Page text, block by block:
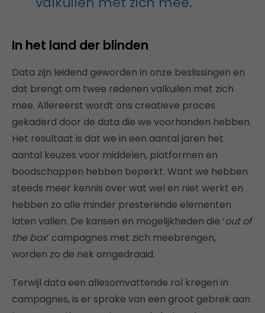
In het land der blinden
Data zijn leidend geworden in onze beslissingen en
dat brengt om twee redenen valkuilen met zich
mee. Allereerst wordt ons creatieve proces
gekaderd door de data die we voorhanden hebben.
Het resultaat is dat we in een aantal jaren het
aantal keuzes voor middelen, platformen en
boodschappen hebben beperkt. Want we hebben
steeds meer kennis over wat wel en niet werkt en
hebben zo alle minder presterende elementen
laten vallen. De kansen en mogelijkheden die ‘out of
the box’ campagnes met zich meebrengen,
worden zo de nek omgedraaid.
Terwijl data een allesomvattende rol kregen in
campagnes, is er sprake van een groot gebrek aan